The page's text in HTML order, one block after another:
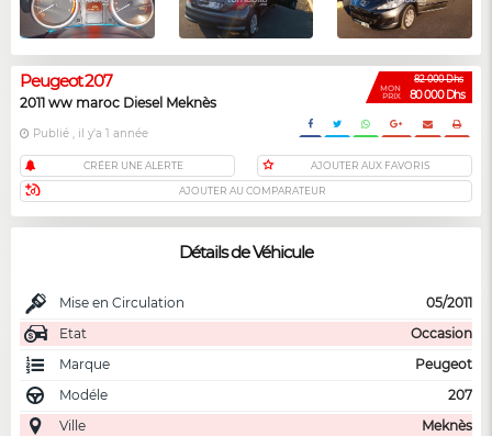
82 000 Dhs
MON
PRIX 80 000 Dhs
Peugeot 207
2011 ww maroc Diesel Meknès
Publié , il y'a 1 année
CRÉER UNE ALERTE AJOUTER AUX FAVORIS
AJOUTER AU COMPARATEUR
Détails de Véhicule
Mise en Circulation
05/2011
Etat
Occasion
Marque
Peugeot
Modéle
207
Ville
Meknès